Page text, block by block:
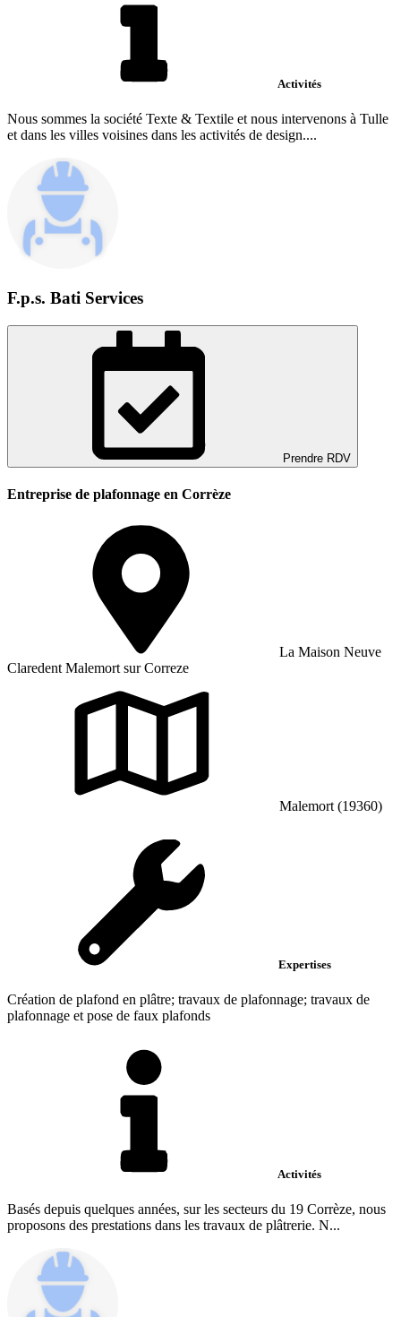
Activités
Nous sommes la société Texte & Textile et nous intervenons à Tulle
et dans les villes voisines dans les activités de design....
F.p.s. Bati Services
Prendre RDV
Entreprise de plafonnage en Corrèze
La Maison Neuve
Claredent Malemort sur Correze
Malemort (19360)
Expertises
Création de plafond en plâtre; travaux de plafonnage; travaux de
plafonnage et pose de faux plafonds
Activités
Basés depuis quelques années, sur les secteurs du 19 Corrèze, nous
proposons des prestations dans les travaux de plâtrerie. N...